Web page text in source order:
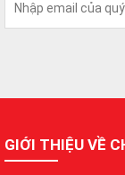
GIỚI THIỆU VỀ